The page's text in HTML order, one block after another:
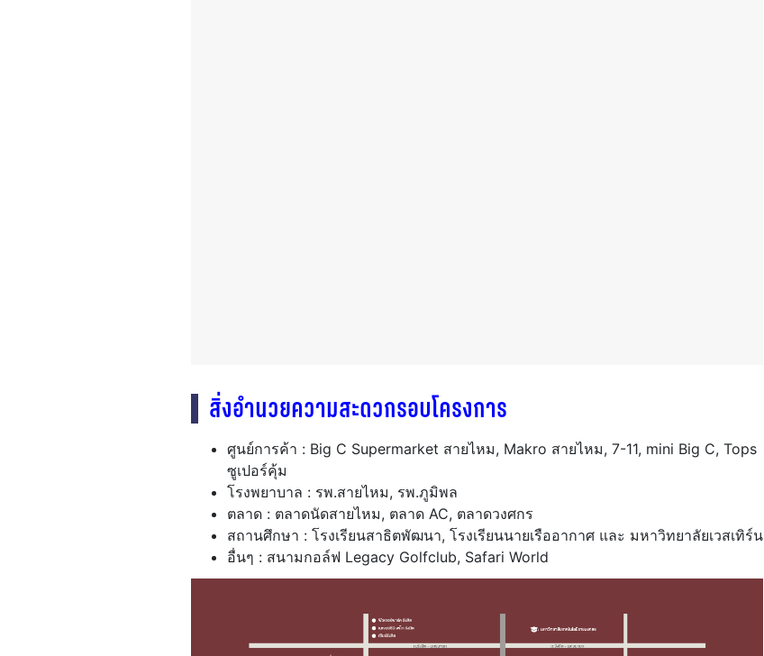
สิ่งอำนวยความสะดวกรอบโครงการ
ศูนย์การค้า : Big C Supermarket สายไหม, Makro สายไหม, 7-11, mini Big C, Tops
ซูเปอร์คุ้ม
โรงพยาบาล : รพ.สายไหม, รพ.ภูมิพล
ตลาด : ตลาดนัดสายไหม, ตลาด AC, ตลาดวงศกร
สถานศึกษา : โรงเรียนสาธิตพัฒนา, โรงเรียนนายเรืออากาศ และ มหาวิทยาลัยเวสเทิร์น
อื่นๆ : สนามกอล์ฟ Legacy Golfclub, Safari World